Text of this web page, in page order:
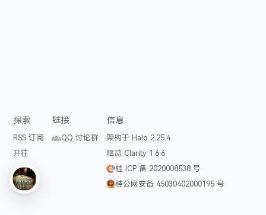
探索
RSS 订阅
开往
链接
QQ 讨论群
信息
架构于 Halo 2.25.4
驱动 Clarity 1.6.6
桂 ICP 备 2020008538 号
桂公网安备 45030402000195 号